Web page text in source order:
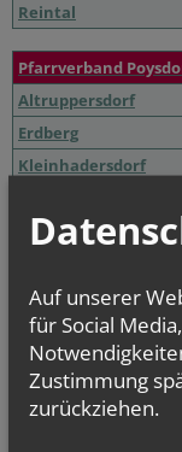
Reintal
Pfarrverband
Altruppersdorf
Erdberg
Kleinhadersdorf
Walterskirchen
Weinland Nord
Drasenhofen
Falkenstein
Herrnbaumgarten
Auf unserer
für Social
Zustimmung
zurückziehen.